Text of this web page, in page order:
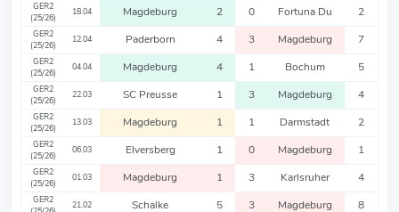
GER2
(25/26)
18.04 Magdeburg 2 0 Fortuna Du 2
GER2
(25/26)
12.04 Paderborn 4 3 Magdeburg 7
GER2
(25/26)
04.04 Magdeburg 4 1 Bochum 5
GER2
(25/26)
22.03 SC Preusse 1 3 Magdeburg 4
GER2
(25/26)
13.03 Magdeburg 1 1 Darmstadt 2
GER2
(25/26)
06.03 Elversberg 1 0 Magdeburg 1
GER2
(25/26)
01.03 Magdeburg 1 3 Karlsruher 4
GER2
21.02 Schalke 5 3 Magdeburg 8